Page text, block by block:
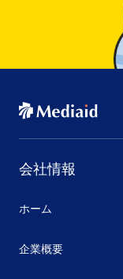
会社情報
ホーム
企業概要